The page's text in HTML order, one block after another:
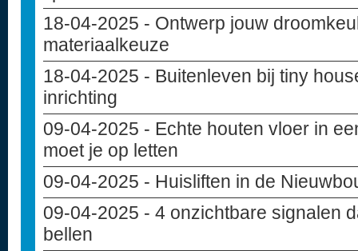
18-04-2025 - Ontwerp jouw
materiaalkeuze
18-04-2025 - Buitenleven bij tiny
inrichting
09-04-2025 - Echte houten vloer in
moet je op letten
09-04-2025 - Huisliften in de
09-04-2025 - 4 onzichtbare signalen
bellen